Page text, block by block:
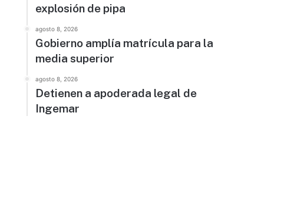
explosión de pipa
agosto 8, 2026
Gobierno amplía matrícula para la
media superior
agosto 8, 2026
Detienen a apoderada legal de
Ingemar